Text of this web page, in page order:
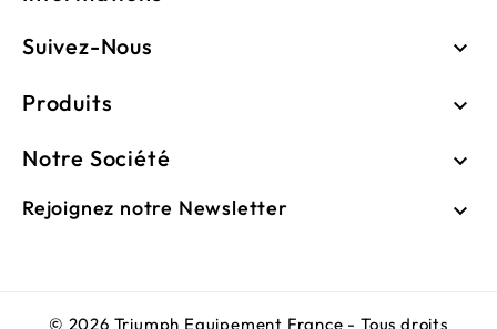
Suivez-Nous 
Produits 
Notre Société 
Rejoignez notre Newsletter 
© 2026 Triumph Equipement France - Tous droits